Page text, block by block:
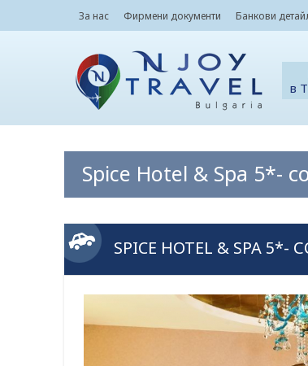
За нас Фирмени документи Банкови
в
Spice Hotel & Spa 5*-
SPICE HOTEL & SPA